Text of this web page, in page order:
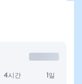
4시간 1일